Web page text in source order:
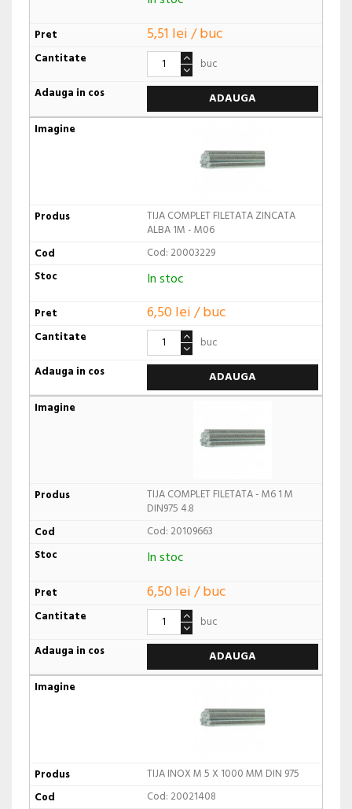
5,51 lei / buc
buc
ADAUGA
TIJA COMPLET FILETATA ZINCATA
ALBA 1M - M06
Cod: 20003229
In stoc
6,50 lei / buc
buc
ADAUGA
TIJA COMPLET FILETATA - M6 1 M
DIN975 4.8
Cod: 20109663
In stoc
6,50 lei / buc
buc
ADAUGA
TIJA INOX M 5 X 1000 MM DIN 975
Cod: 20021408